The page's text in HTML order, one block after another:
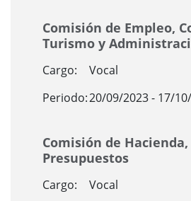
Comisión de Empleo,
Turismo y
Cargo:
Vocal
Periodo:20/09/2023 - 17/
Comisión de
Presupuestos
Cargo:
Vocal